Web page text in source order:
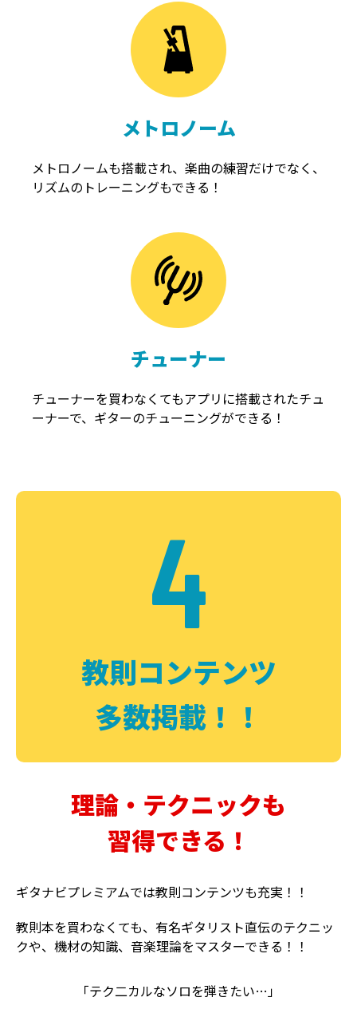
メトロノーム
メトロノームも搭載され、楽曲の練習だけでなく、
リズムのトレーニングもできる！
チューナー
チューナーを買わなくてもアプリに搭載されたチュ
ーナーで、ギターのチューニングができる！
4
教則コンテンツ
多数掲載！！
理論・テクニックも
習得できる！
ギタナビプレミアムでは教則コンテンツも充実！！
教則本を買わなくても、有名ギタリスト直伝のテクニッ
クや、機材の知識、音楽理論をマスターできる！！
「テク二カルなソロを弾きたい…」